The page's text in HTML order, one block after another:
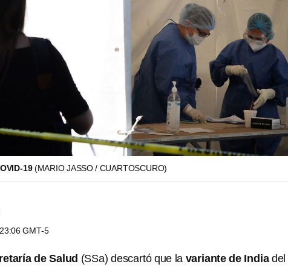
19(MARIO JASSO / CUARTOSCURO)
GMT-5
de Salud (SSa) descartó que la variante de Indiadel